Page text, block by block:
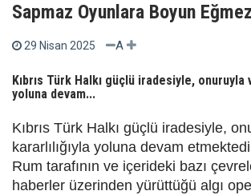
Sapmaz Oyunlara Boyun Eğmez
29 Nisan 2025 A
Kıbrıs Türk Halkı güçlü iradesiyle, onuruyla
yoluna devam...
Kıbrıs Türk Halkı güçlü iradesiyle,
kararlılığıyla yoluna devam
Rum tarafının ve içerideki bazı
haberler üzerinden yürüttüğü algı